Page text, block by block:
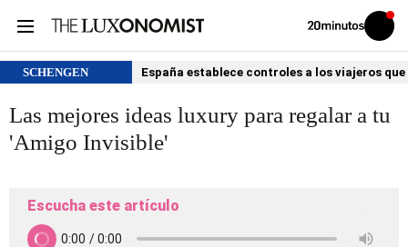
Volver
Iniciar
sesión
SCHENGEN España establece controles a los viajeros
Las mejores ideas luxury para regalar a tu
'Amigo Invisible'
Escucha este artículo